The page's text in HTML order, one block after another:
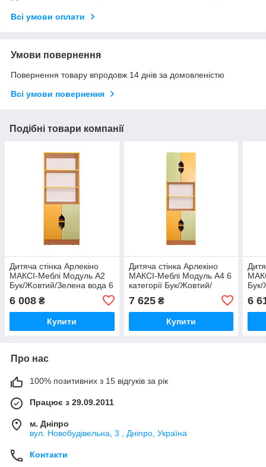
Всі умови оплати
Умови повернення
Повернення товару впродовж 14 днів за домовленістю
Всі умови повернення
Подібні товари компанії
Дитяча стінка Арлекіно
МАКСІ-Меблі Модуль А2
Бук/Жовтий/Зелена вода 6
Зелена вода
6 008 ₴
Купити
Дитяча стінка Арлекіно
МАКСІ-Меблі Модуль А4 6
категорії Бук/Жовтий/
7 625₴
Купити
6
Про нас
100% позитивних з 15 відгуків за рік
Працює з 29.09.2011
м. Дніпро
вул. Новобудівельна, 3 , Дніпро, Україна
Контакти